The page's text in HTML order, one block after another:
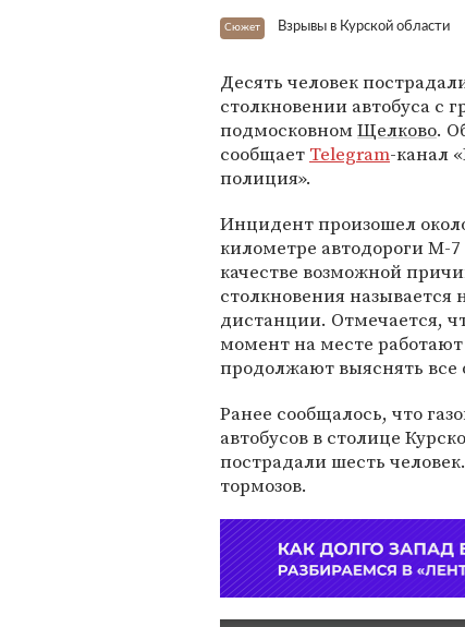
Сюжет Взрывы в Курской области
Десять человек
столкновении автобуса с
подмосковномЩелково.
сообщает Telegram-канал
полиция».
Инцидент произошел
километре автодороги М-7
качестве возможной
столкновения называется
дистанции. Отмечается,
момент на месте
продолжают выяснять все
Ранее сообщалось, что
автобусов в столице
пострадали шесть
тормозов.